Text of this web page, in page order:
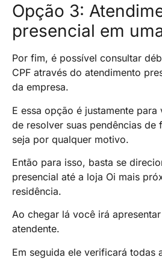
Opção 3:
presencial em
Por fim, é possível consultar
CPF através do atendimento
da empresa.
E essa opção é justamente
de resolver suas pendências de
seja por qualquer motivo.
Então para isso, basta se
presencial até a loja Oi mais
residência.
Ao chegar lá você irá
atendente.
Em seguida ele verificará todas